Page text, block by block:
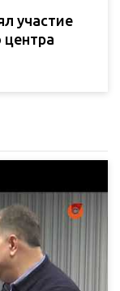
участие
центра